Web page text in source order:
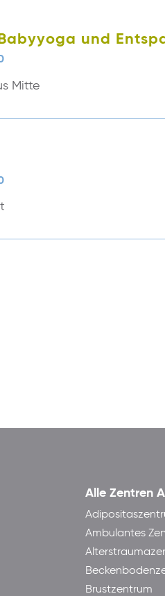
und
Mitte
Alle Zentren
Ambulantes
Brustzentrum